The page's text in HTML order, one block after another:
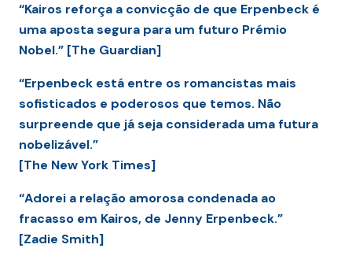
“Kairos reforça a convicção de que Erpenbeck é
uma aposta segura para um futuro Prémio
Nobel.” [The Guardian]
“Erpenbeck está entre os romancistas mais
sofisticados e poderosos que temos. Não
surpreende que já seja considerada uma futura
nobelizável.”
[The New York Times]
“Adorei a relação amorosa condenada ao
fracasso em Kairos, de Jenny Erpenbeck.”
[Zadie Smith]